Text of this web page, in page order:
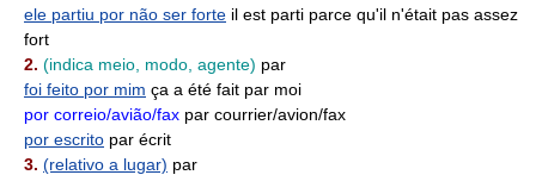
ele partiu por não ser forte il est parti parce qu'il n'était pas assez
fort
2. (indica meio, modo, agente) par
foi feito por mim ça a été fait par moi
por correio/avião/fax par courrier/avion/fax
por escrito par écrit
3. (relativo a lugar) par